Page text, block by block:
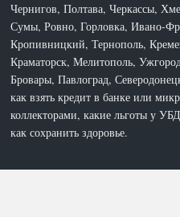
Чернигов, Полтава, Черкассы,
Сумы, Ровно, Горловка, Ивано-
Кропивницкий, Тернополь,
Краматорск, Мелитополь,
Бровары, Павлоград,
как взять кредит в банке или
коллекторами, какие льготы у
как сохранить здоровье.